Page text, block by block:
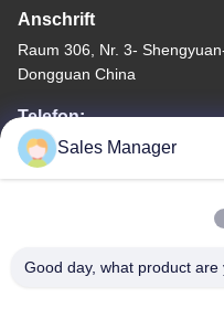
Anschrift
Raum 306, Nr. 3-
Dongguan China
Telefon:
86--15028563200
Sales Manager
Good day, what product